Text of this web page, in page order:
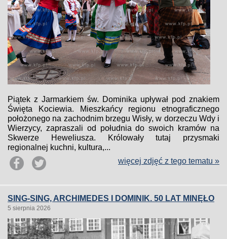
Piątek z Jarmarkiem św. Dominika upływał pod znakiem
Święta Kociewia. Mieszkańcy regionu etnograficznego
położonego na zachodnim brzegu Wisły, w dorzeczu Wdy i
Wierzycy, zapraszali od południa do swoich kramów na
Skwerze Heweliusza. Królowały tutaj przysmaki
regionalnej kuchni, kultura,...
więcej zdjęć z tego tematu »
SING-SING, ARCHIMEDES I DOMINIK. 50 LAT MINĘŁO
5 sierpnia 2026